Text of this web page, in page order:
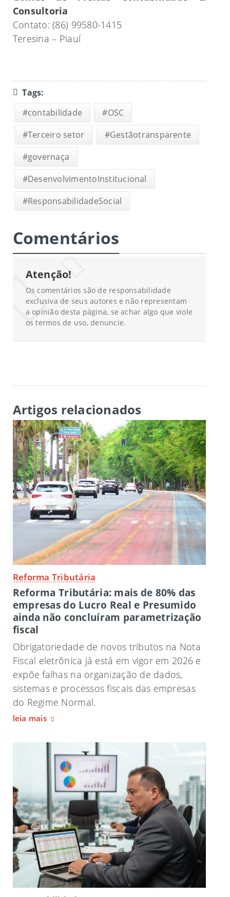
Consultoria
Contato: (86) 99580-1415
Teresina – Piauí
Tags:
#contabilidade
#OSC
#Terceiro setor
#Gestãotransparente
#governaça
#DesenvolvimentoInstitucional
#ResponsabilidadeSocial
Comentários
Atenção!
Os comentários são de responsabilidade
exclusiva de seus autores e não representam
a opinião desta página, se achar algo que viole
os termos de uso, denuncie.
Artigos relacionados
Reforma Tributária
Reforma Tributária: mais de 80% das
empresas do Lucro Real e Presumido
ainda não concluíram parametrização
fiscal
Obrigatoriedade de novos tributos na Nota
Fiscal eletrônica já está em vigor em 2026 e
expõe falhas na organização de dados,
sistemas e processos fiscais das empresas
do Regime Normal.
leia mais